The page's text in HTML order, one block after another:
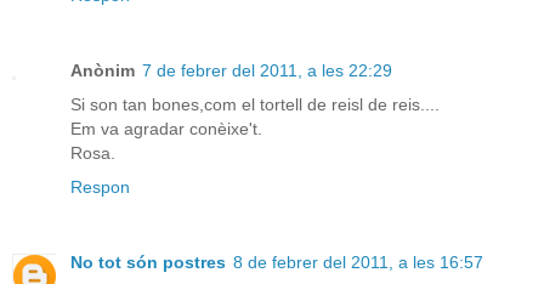
Anònim 7 de febrer del 2011, a les 22:29
Si son tan bones,com el tortell de reisl de reis....
Em va agradar conèixe't.
Rosa.
Respon
No tot són postres 8 de febrer del 2011, a les 16:57